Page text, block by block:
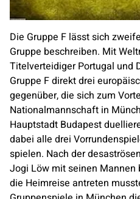
Die Gruppe F lässt sich
Gruppe beschreiben. Mit
Titelverteidiger Portugal und
Gruppe F direkt drei
gegenüber, die sich zum
Nationalmannschaft in
Hauptstadt Budapest
dabei alle drei
spielen. Nach der
Jogi Löw mit seinen Mannen
die Heimreise antreten